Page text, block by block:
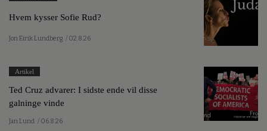
Hvem kysser Sofie Rud?
Jon Eirik Lundberg / 02.8.26
Artikel
Ted Cruz advarer: I sidste ende vil disse
galninge vinde
Jan Lund / 06.8.26